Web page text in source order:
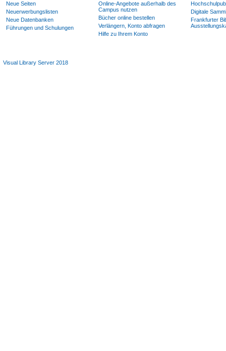
Neue Seiten
Neuerwerbungslisten
Neue Datenbanken
Führungen und Schulungen
Online-Angebote außerhalb des
Campus nutzen
Bücher online bestellen
Verlängern, Konto abfragen
Hilfe zu Ihrem Konto
Digitale
Frankfurter
Visual Library Server 2018